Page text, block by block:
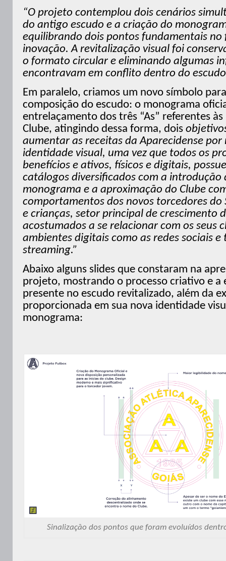
“O projeto contemplou dois cenários
do antigo escudo e a criação do
equilibrando dois pontos fundamentais
inovação. A revitalização visual foi
o formato circular e eliminando algumas
encontravam em conflito dentro do
Em paralelo, criamos um novo símbolo
composição do escudo: o monograma
entrelaçamento dos três “As” referentes
Clube, atingindo dessa forma, dois
aumentar as receitas da Aparecidense por
identidade visual, uma vez que todos os
benefícios e ativos, físicos e digitais,
catálogos diversificados com a introdução
monograma e a aproximação do Clube
comportamentos dos novos torcedores do
e crianças, setor principal de crescimento
acostumados a se relacionar com os seus
ambientes digitais como as redes sociais e
streaming.”
Abaixo alguns slides que constaram na
projeto, mostrando o processo criativo e a
presente no escudo revitalizado, além da
proporcionada em sua nova identidade
monograma:
Sinalização dos pontos que foram evoluídos